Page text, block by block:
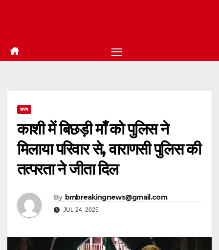
राज्य
काशी में बिछड़ी माँ को पुलिस ने
मिलाया परिवार से, वाराणसी पुलिस की
तत्परता ने जीता दिल
By bmbreakingnews@gmail.com
JUL 24, 2025